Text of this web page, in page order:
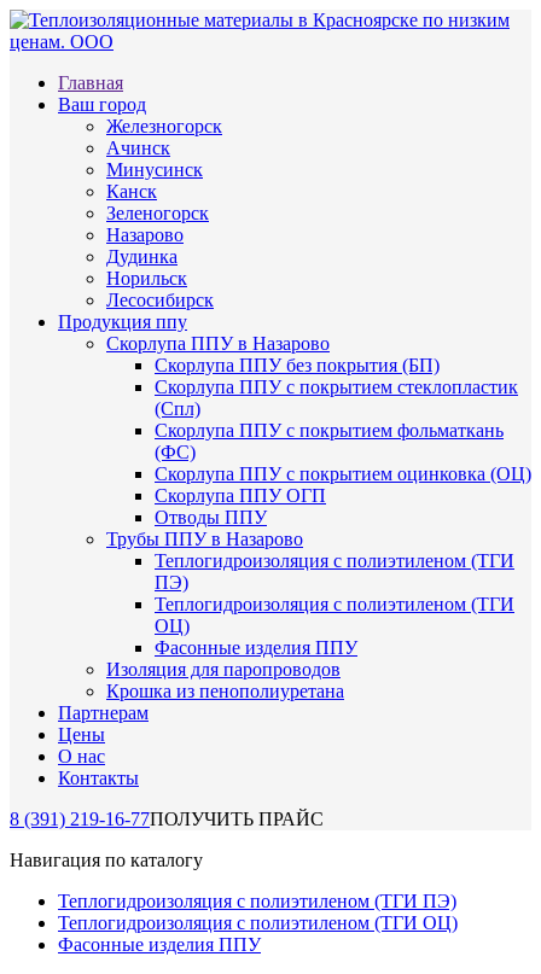
Главная
Ваш город
Железногорск
Ачинск
Минусинск
Канск
Зеленогорск
Назарово
Дудинка
Норильск
Лесосибирск
Продукция ппу
Скорлупа ППУ в Назарово
Скорлупа ППУ без покрытия (БП)
Скорлупа ППУ с покрытием стеклопластик
(Спл)
Скорлупа ППУ с покрытием фольматкань
(ФС)
Скорлупа ППУ с покрытием оцинковка (ОЦ)
Скорлупа ППУ ОГП
Отводы ППУ
Трубы ППУ в Назарово
Теплогидроизоляция с полиэтиленом (ТГИ
ПЭ)
Теплогидроизоляция с полиэтиленом (ТГИ
ОЦ)
Фасонные изделия ППУ
Изоляция для паропроводов
Крошка из пенополиуретана
Партнерам
Цены
О нас
Контакты
8 (391) 219-16-77ПОЛУЧИТЬ ПРАЙС
Навигация по каталогу
Теплогидроизоляция с полиэтиленом (ТГИ ПЭ)
Теплогидроизоляция с полиэтиленом (ТГИ ОЦ)
Фасонные изделия ППУ